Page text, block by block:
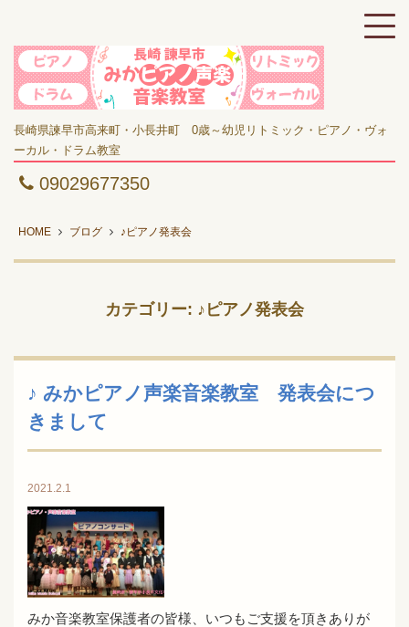
長崎県諫早市高来町・小長井町 0歳～幼児リトミック・ピアノ・ヴォ
ーカル・ドラム教室
09029677350
HOME ブログ ♪ピアノ発表会
カテゴリー: ♪ピアノ発表会
♪ みかピアノ声楽音楽教室 発表会につ
きまして
2021.2.1
みか音楽教室保護者の皆様、いつもご支援を頂きありが